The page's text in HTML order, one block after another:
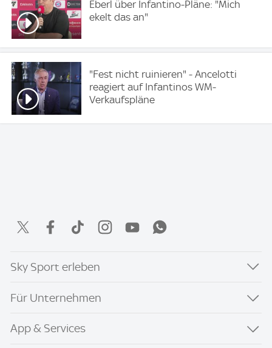
Eberl über Infantino-Pläne: "Mich
ekelt das an"
"Fest nicht ruinieren" - Ancelotti
reagiert auf Infantinos WM-
Verkaufspläne
Sky Sport erleben
Für Unternehmen
App & Services